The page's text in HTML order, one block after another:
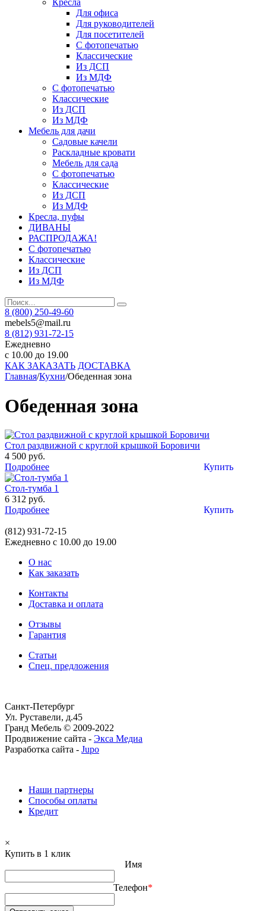
Кресла
Для офиса
Для руководителей
Для посетителей
С фотопечатью
Классические
Из ДСП
Из МДФ
С фотопечатью
Классические
Из ДСП
Из МДФ
Мебель для дачи
Садовые качели
Раскладные кровати
Мебель для сада
С фотопечатью
Классические
Из ДСП
Из МДФ
Кресла, пуфы
ДИВАНЫ
РАСПРОДАЖА!
С фотопечатью
Классические
Из ДСП
Из МДФ
8 (800) 250-49-60
mebels5@mail.ru
8 (812) 931-72-15
Ежедневно
с 10.00 до 19.00
КАК ЗАКАЗАТЬ ДОСТАВКА
Главная/Кухни/Обеденная зона
Обеденная зона
Стол раздвижной с круглой крышкой Боровичи
4 500 руб.
Купить
Подробнее
Стол-тумба 1
6 312 руб.
Купить
Подробнее
(812) 931-72-15
Ежедневно с 10.00 до 19.00
О нас
Как заказать
Контакты
Доставка и оплата
Отзывы
Гарантия
Статьи
Спец. предложения
Санкт-Петербург
Ул. Руставели, д.45
Гранд Мебель © 2009-2022
Продвижение сайта - Экса Медиа
Разработка сайта - Jupo
Наши партнеры
Способы оплаты
Кредит
×
Купить в 1 клик
Имя
Телефон*